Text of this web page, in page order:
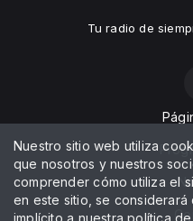
Tu radio de
Nuestro sitio web utiliza
que nosotros y nuestros
comprender cómo utiliza el
en este sitio, se considerará
implícito a nuestrapolítica